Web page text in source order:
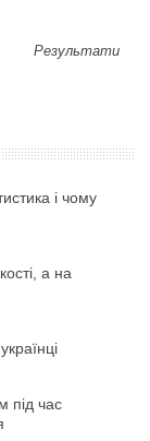
Результати
і чому
а на
під час